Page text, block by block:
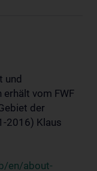
und
vom FWF
der
2016) Klaus
en/about-